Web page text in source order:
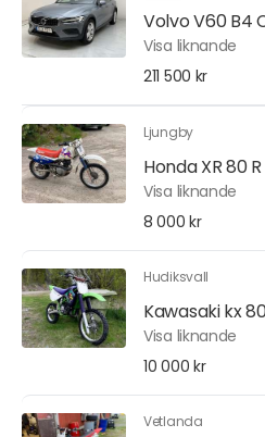
Volvo V60 B4
Visa liknande
211 500 kr
Ljungby
Honda XR 80 R
Visa liknande
8 000 kr
Hudiksvall
Kawasaki kx
Visa liknande
10 000 kr
Vetlanda